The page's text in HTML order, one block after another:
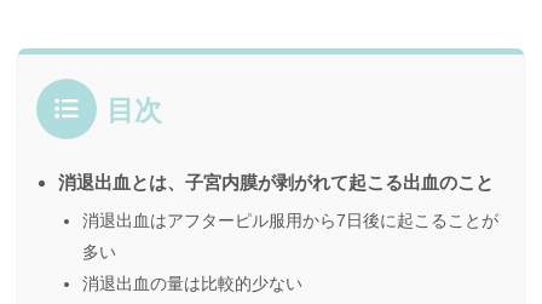
目次
消退出血とは、子宮内膜が剥がれて起こる出血のこと
消退出血はアフターピル服用から7日後に起こることが
多い
消退出血の量は比較的少ない